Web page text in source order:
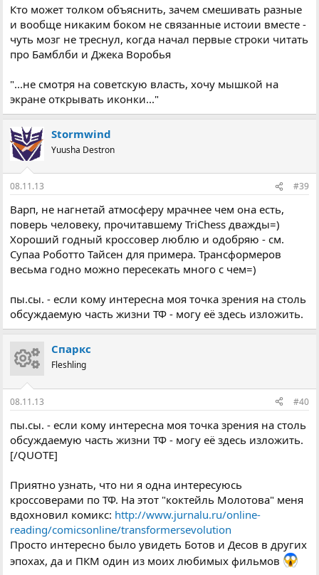
Кто может толком объяснить, зачем смешивать разные
и вообще никаким боком не связанные истоии вместе -
чуть мозг не треснул, когда начал первые строки читать
про Бамблби и Джека Воробья
"...не смотря на советскую власть, хочу мышкой на
экране открывать иконки..."
Stormwind
Yuusha Destron
08.11.13 #39
Варп, не нагнетай атмосферу мрачнее чем она есть,
поверь человеку, прочитавшему TriChess дважды=)
Хороший годный кроссовер люблю и одобряю - см.
Супаа Роботто Тайсен для примера. Трансформеров
весьма годно можно пересекать много с чем=)
пы.сы. - если кому интересна моя точка зрения на столь
обсуждаемую часть жизни ТФ - могу её здесь изложить.
Спаркс
Fleshling
08.11.13 #40
пы.сы. - если кому интересна моя точка зрения на столь
обсуждаемую часть жизни ТФ - могу её здесь изложить.
[/QUOTE]
Приятно узнать, что ни я одна интересуюсь
кроссоверами по ТФ. На этот "коктейль Молотова" меня
вдохновил комикс: http://www.jurnalu.ru/online-
reading/comicsonline/transformersevolution
Просто интересно было увидеть Ботов и Десов в других
эпохах, да и ПКМ один из моих любимых фильмов